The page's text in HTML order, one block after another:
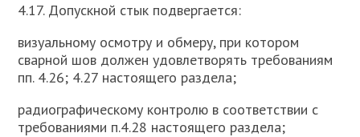
4.17. Допускной стык подвергается:
визуальному осмотру и обмеру, при котором
сварной шов должен удовлетворять требованиям
пп. 4.26; 4.27 настоящего раздела;
радиографическому контролю в соответствии с
требованиями п.4.28 настоящего раздела;